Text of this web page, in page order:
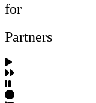
for
Partners